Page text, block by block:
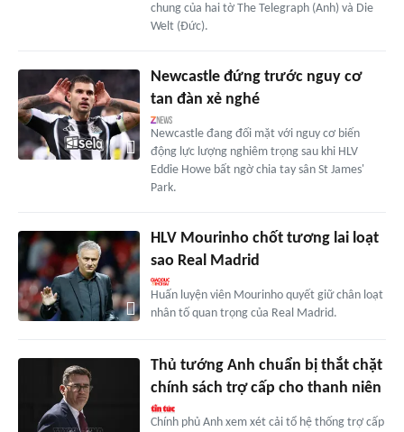
chung của hai tờ The Telegraph (Anh) và Die
Welt (Đức).
Newcastle đứng trước nguy cơ
tan đàn xẻ nghé
Newcastle đang đối mặt với nguy cơ biến
động lực lượng nghiêm trọng sau khi HLV
Eddie Howe bất ngờ chia tay sân St James'
Park.
HLV Mourinho chốt tương lai loạt
sao Real Madrid
Huấn luyện viên Mourinho quyết giữ chân loạt
nhân tố quan trọng của Real Madrid.
Thủ tướng Anh chuẩn bị thắt chặt
chính sách trợ cấp cho thanh niên
Chính phủ Anh xem xét cải tổ hệ thống trợ cấp